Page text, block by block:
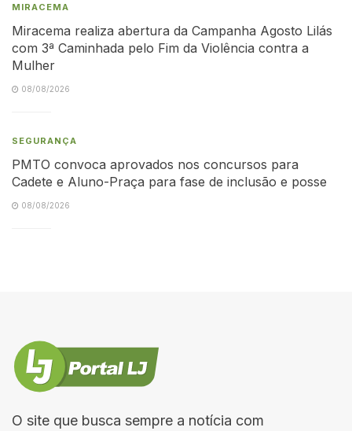
MIRACEMA
Miracema realiza abertura da Campanha Agosto Lilás
com 3ª Caminhada pelo Fim da Violência contra a
Mulher
08/08/2026
SEGURANÇA
PMTO convoca aprovados nos concursos para
Cadete e Aluno-Praça para fase de inclusão e posse
08/08/2026
O site que busca sempre a notícia com